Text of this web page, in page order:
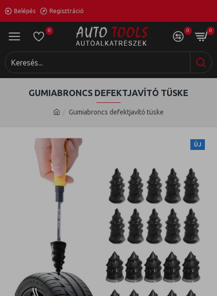
Belépés Regisztráció
0 0 0
Gumiabroncs defektjavító tüske
GUMIABRONCS DEFEKTJAVÍTÓ TÜSKE
ÚJ